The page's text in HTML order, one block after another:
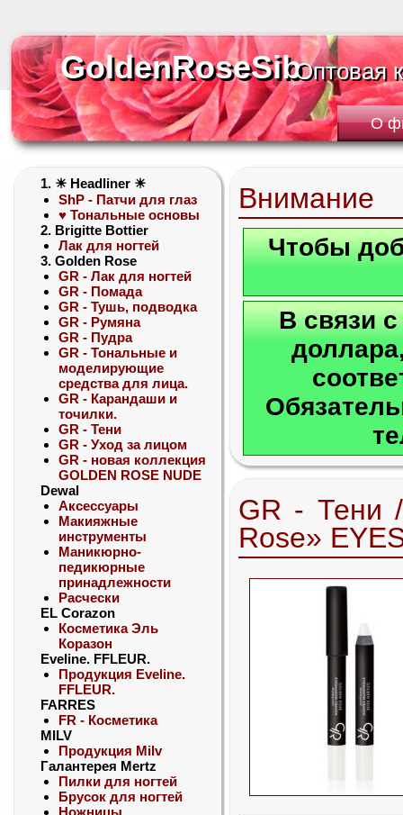
GoldenRoseSib
GoldenRoseSibОптовая
Оптовая
О
1. ☀ Headliner ☀
ShP - Патчи для глаз
♥ Тональные основы
2. Brigitte Bottier
Лак для ногтей
3. Golden Rose
GR - Лак для ногтей
GR - Помада
GR - Тушь, подводка
GR - Румяна
GR - Пудра
GR - Тональные и
моделирующие
средства для лица.
GR - Карандаши и
точилки.
GR - Тени
GR - Уход за лицом
GR - новая коллекция
GOLDEN ROSE NUDE
Dewal
Аксессуары
Макияжные
инструменты
Маникюрно-
педикюрные
принадлежности
Расчески
EL Corazon
Косметика Эль
Коразон
Eveline. FFLEUR.
Продукция Eveline.
FFLEUR.
FARRES
FR - Косметика
MILV
Продукция Milv
Галантерея Mertz
Пилки для ногтей
Брусок для ногтей
Ножницы
Внимание
Чтобы
В связи
GR - Тени
Rose»